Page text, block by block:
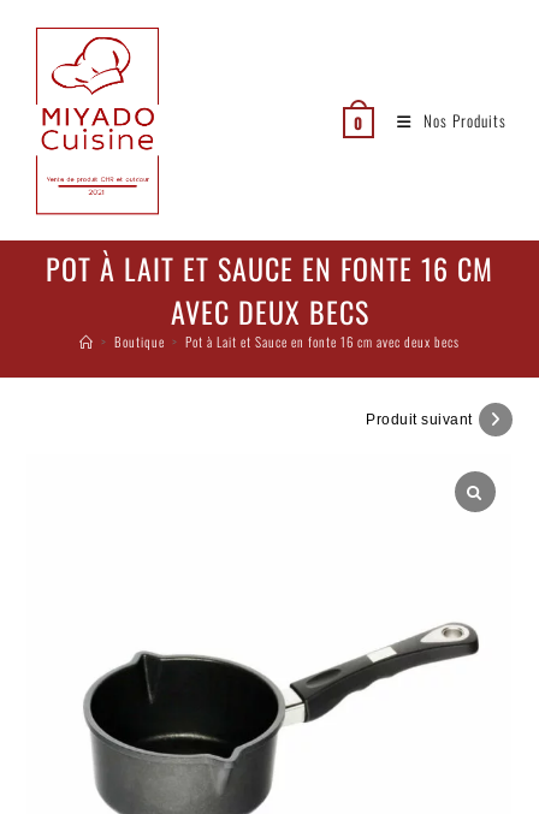
0 Nos Produits
POT À LAIT ET SAUCE EN FONTE 16 CM
AVEC DEUX BECS
> Boutique > Pot à Lait et Sauce en fonte 16 cm avec deux becs
Produit suivant